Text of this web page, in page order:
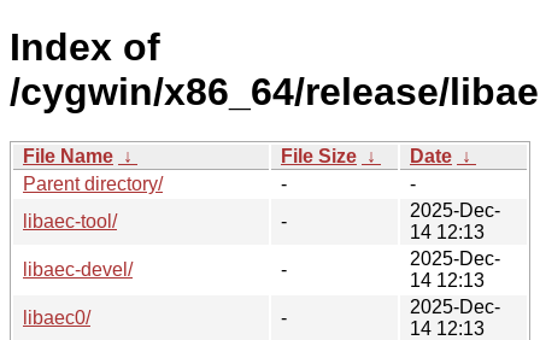
Index of
/cygwin/x86_64/release/
File Name ↓ File Size ↓ Date ↓
Parent directory/
-
-
libaec-tool/
-
2025-Dec-
14 12:13
libaec-devel/
-
2025-Dec-
14 12:13
libaec0/
-
2025-Dec-
14 12:13